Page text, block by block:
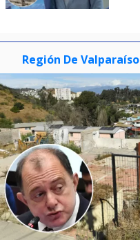
Región De Valparaíso